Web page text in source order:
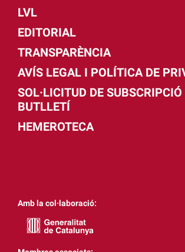
LVL
EDITORIAL
TRANSPARÈNCIA
AVÍS LEGAL I POLÍTICA DE
SOL·LICITUD DE
BUTLLETÍ
HEMEROTECA
Amb la col·laboració: